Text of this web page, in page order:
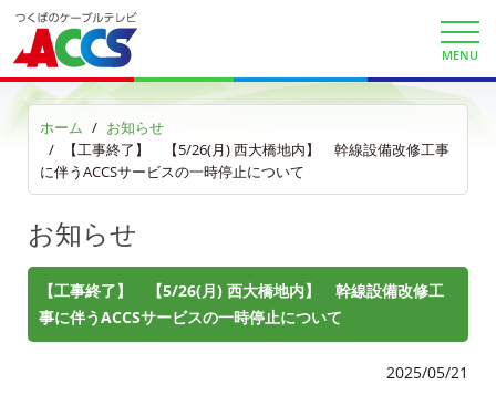
MENU
ホーム
お知らせ
【工事終了】 【5/26(月) 西大橋地内】 幹線設備改修工事
に伴うACCSサービスの一時停止について
お知らせ
【工事終了】 【5/26(月) 西大橋地内】 幹線設備改修工
事に伴うACCSサービスの一時停止について
2025/05/21
法人情報
ＡＣＣＳ番組基準
個人情報保護方針
人材募集
アクセス
Service guidance (in English)